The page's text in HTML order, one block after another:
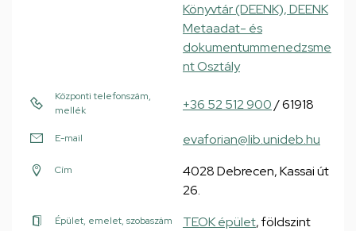
Könyvtár (DEENK), DEENK
Metaadat- és
dokumentummenedzsme
nt Osztály
Központi telefonszám,
mellék
+36 52 512 900/ 61918
E-mail evaforian@lib.unideb.hu
Cím
4028 Debrecen, Kassai út
26.
Épület, emelet, szobaszám TEOK épület, földszint